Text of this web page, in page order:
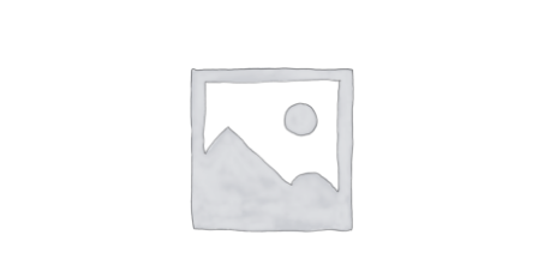
DÉTAILS